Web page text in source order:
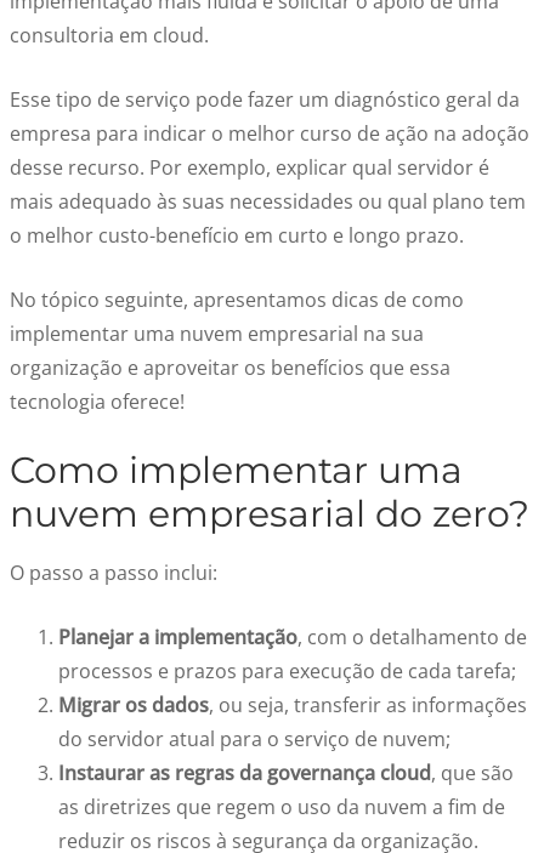
consultoria em cloud.
Esse tipo de serviço pode fazer um diagnóstico geral da
empresa para indicar o melhor curso de ação na adoção
desse recurso. Por exemplo, explicar qual servidor é
mais adequado às suas necessidades ou qual plano tem
o melhor custo-benefício em curto e longo prazo.
No tópico seguinte, apresentamos dicas de como
implementar uma nuvem empresarial na sua
organização e aproveitar os benefícios que essa
tecnologia oferece!
Como implementar uma
nuvem empresarial do zero?
O passo a passo inclui:
Planejar a implementação, com o detalhamento de
processos e prazos para execução de cada tarefa;
Migrar os dados, ou seja, transferir as informações
do servidor atual para o serviço de nuvem;
Instaurar as regras da governança cloud, que são
as diretrizes que regem o uso da nuvem a fim de
reduzir os riscos à segurança da organização.